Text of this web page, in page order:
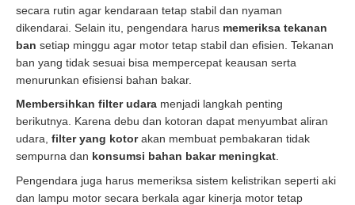
secara rutin agar kendaraan tetap stabil dan nyaman
dikendarai. Selain itu, pengendara harus memeriksa tekanan
ban setiap minggu agar motor tetap stabil dan efisien. Tekanan
ban yang tidak sesuai bisa mempercepat keausan serta
menurunkan efisiensi bahan bakar.
Membersihkan filter udara menjadi langkah penting
berikutnya. Karena debu dan kotoran dapat menyumbat aliran
udara, filter yang kotorakan membuat pembakaran tidak
sempurna dan konsumsi bahan bakar meningkat.
Pengendara juga harus memeriksa sistem kelistrikan seperti aki
dan lampu motor secara berkala agar kinerja motor tetap